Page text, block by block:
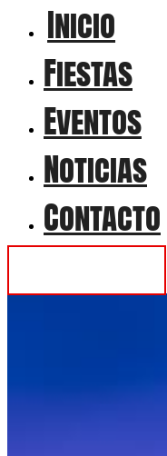
Inicio
Fiestas
Eventos
Noticias
Contacto